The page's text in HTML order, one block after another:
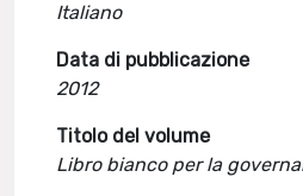
Italiano
Data di pubblicazione
2012
Titolo del volume
Libro bianco per la